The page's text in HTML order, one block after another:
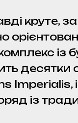
круте,
із
десятки
Imperialis,
із